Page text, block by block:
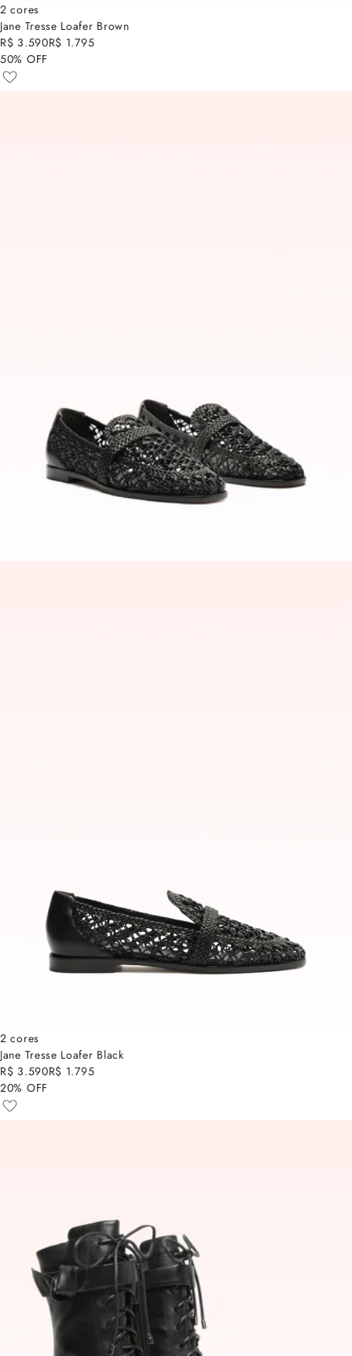
2 cores
Jane Tresse Loafer Brown
R$ 3.590R$ 1.795
50% OFF
2 cores
Jane Tresse Loafer Black
R$ 3.590R$ 1.795
20% OFF